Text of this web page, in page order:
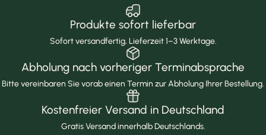
Produkte sofort lieferbar
Sofort versandfertig, Lieferzeit 1–3 Werktage.
Abholung nach vorheriger Terminabsprache
Bitte vereinbaren Sie vorab einen Termin zur Abholung Ihrer Bestellung.
Kostenfreier Versand in Deutschland
Gratis Versand innerhalb Deutschlands.